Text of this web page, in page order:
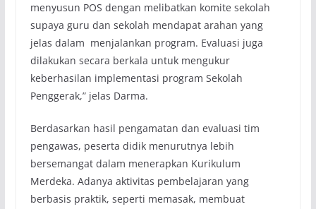
menyusun POS dengan melibatkan komite sekolah
supaya guru dan sekolah mendapat arahan yang
jelas dalam menjalankan program. Evaluasi juga
dilakukan secara berkala untuk mengukur
keberhasilan implementasi program Sekolah
Penggerak,” jelas Darma.
Berdasarkan hasil pengamatan dan evaluasi tim
pengawas, peserta didik menurutnya lebih
bersemangat dalam menerapkan Kurikulum
Merdeka. Adanya aktivitas pembelajaran yang
berbasis praktik, seperti memasak, membuat